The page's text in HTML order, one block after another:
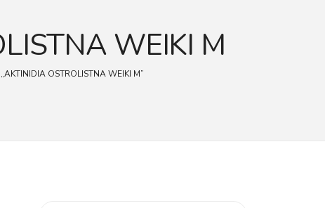
WEIKI M
OSTROLISTNA WEIKI M”